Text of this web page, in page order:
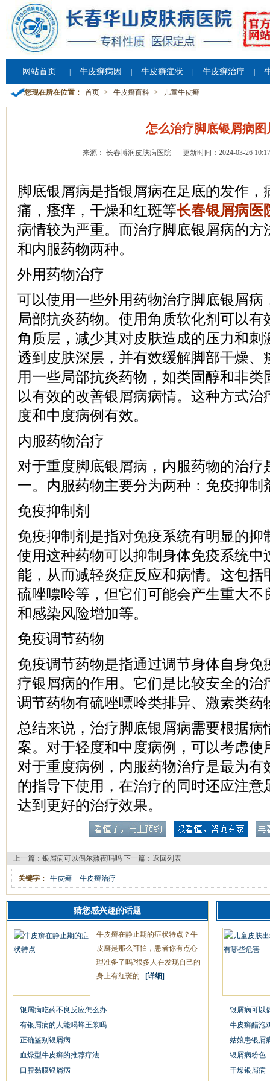
网站首页 牛皮癣病因 牛皮癣症状 牛皮癣治疗
您现在所在位置： 首页 > 牛皮癣百科 > 儿童牛皮癣
怎么治疗脚底银屑病图
来源： 长春博润皮肤病医院 更新时间：2024-03-26
脚底银屑病是指银屑病在足底的发作，
痛，瘙痒，干燥和红斑等长春银屑病医
病情较为严重。而治疗脚底银屑病的方
和内服药物两种。
外用药物治疗
可以使用一些外用药物治疗脚底银屑病
局部抗炎药物。使用角质软化剂可以有
角质层，减少其对皮肤造成的压力和刺
透到皮肤深层，并有效缓解脚部干燥、
用一些局部抗炎药物，如类固醇和非类
以有效的改善银屑病病情。这种方式治
度和中度病例有效。
内服药物治疗
对于重度脚底银屑病，内服药物的治疗
一。内服药物主要分为两种：免疫抑制
免疫抑制剂
免疫抑制剂是指对免疫系统有明显的抑
使用这种药物可以抑制身体免疫系统中
能，从而减轻炎症反应和病情。这包括
硫唑嘌呤等，但它们可能会产生重大不
和感染风险增加等。
免疫调节药物
免疫调节药物是指通过调节身体自身免
疗银屑病的作用。它们是比较安全的治
调节药物有硫唑嘌呤类排异、激素类药
总结来说，治疗脚底银屑病需要根据病
案。对于轻度和中度病例，可以考虑使
对于重度病例，内服药物治疗是最为有
的指导下使用，在治疗的同时还应注意
达到更好的治疗效果。
上一篇： 银屑病可以偶尔熬夜吗吗 下一篇： 返回列表
关键字： 牛皮癣 牛皮癣治疗
猜您感兴趣的话题
牛皮癣在静止期的症状特点？牛
皮廯是那么可怕，患者你有点心
理准备了吗?很多人在发现自己的
身上有红斑的... [详细]
银屑病吃药不良反应怎么办
有银屑病的人能喝蜂王浆吗
正确鉴别银屑病
血燥型牛皮癣的推荐疗法
口腔黏膜银屑病
银屑病可以
牛皮癣醋泡
姑娘患银屑
银屑病粉色
干燥银屑病